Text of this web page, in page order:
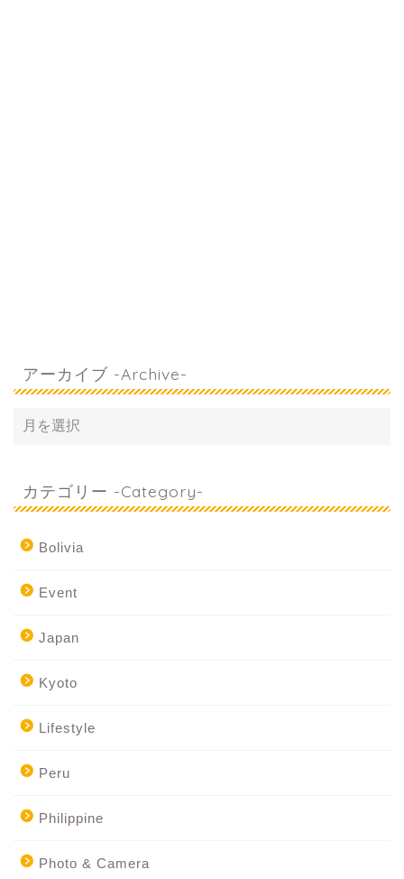
アーカイブ -Archive-
カテゴリー -Category-
Bolivia
Event
Japan
Kyoto
Lifestyle
Peru
Philippine
Photo & Camera